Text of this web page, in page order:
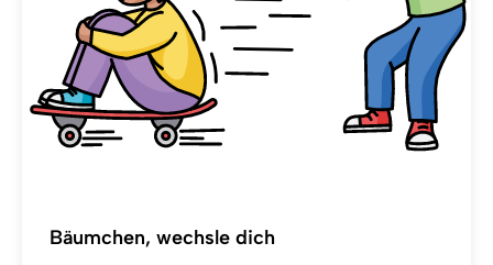
Bäumchen, wechsle dich